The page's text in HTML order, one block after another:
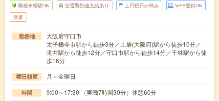
職種未経験OK 交通費別途支給あり 土日祝日が休み WEB登録OK
派遣
勤務地
大阪府守口市
太子橋今市駅から徒歩3分／土居(大阪府)駅から徒歩10分／
滝井駅から徒歩12分／守口市駅から徒歩14分／千林駅から徒
歩16分
曜日頻度 月～金曜日
時間 9:00～17:30 （実働7時間30分）休憩60分